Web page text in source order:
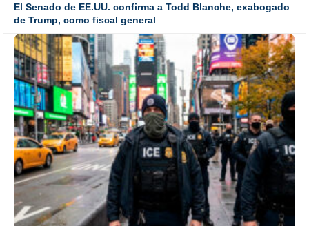
El Senado de EE.UU. confirma a Todd Blanche, exabogado
de Trump, como fiscal general